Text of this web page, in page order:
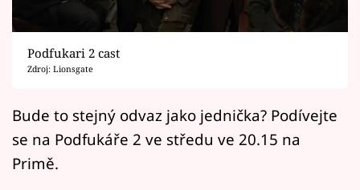
Sledujte prima+
Filmový festival Karlovy Vary
Mámy sobě
Podfukari 2 cast
Zdroj: Lionsgate
Bude to stejný odvaz jako jednička? Podívejte
se na Podfukáře 2 ve středu ve 20.15 na
Primě.